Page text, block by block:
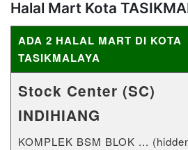
Halal Mart Kota
ADA 2 HALAL MART DI KOTA
TASIKMALAYA
Stock Center (SC)
INDIHIANG
KOMPLEK BSM BLOK ...